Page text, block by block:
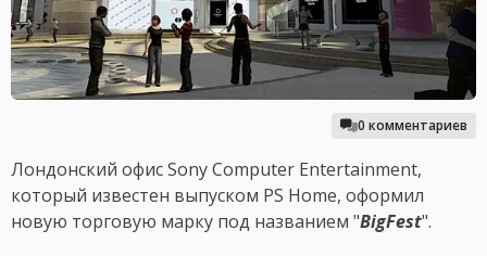
0 комментариев
Лондонский офис Sony Computer Entertainment,
который известен выпуском PS Home, оформил
новую торговую марку под названием "BigFest".